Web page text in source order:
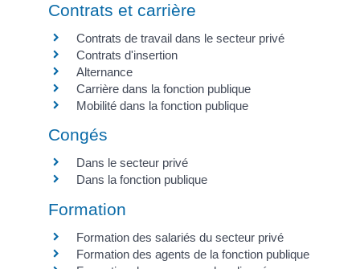
Contrats et carrière
Contrats de travail dans le secteur privé
Contrats d'insertion
Alternance
Carrière dans la fonction publique
Mobilité dans la fonction publique
Congés
Dans le secteur privé
Dans la fonction publique
Formation
Formation des salariés du secteur privé
Formation des agents de la fonction publique